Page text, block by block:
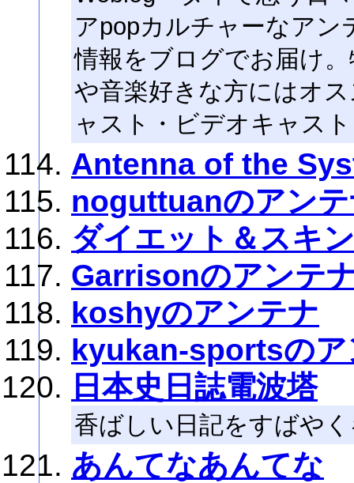
アpopカルチャーなアン
情報をブログでお届け
や音楽好きな方にはオ
ャスト・ビデオキャス
Antenna of the
noguttuanのアン
ダイエット＆スキ
Garrisonのアンテ
koshyのアンテナ
kyukan-sportsのア
日本史日誌電波塔
香ばしい日記をすばや
あんてなあんてな